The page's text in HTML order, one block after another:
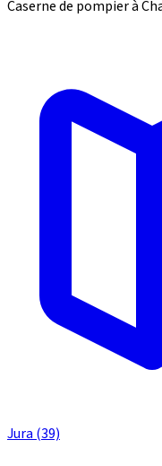
Caserne de pompier à
Jura (39)